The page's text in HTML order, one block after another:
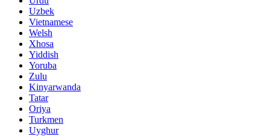
Uzbek
Vietnamese
Welsh
Xhosa
Yiddish
Yoruba
Zulu
Kinyarwanda
Tatar
Oriya
Turkmen
Uyghur